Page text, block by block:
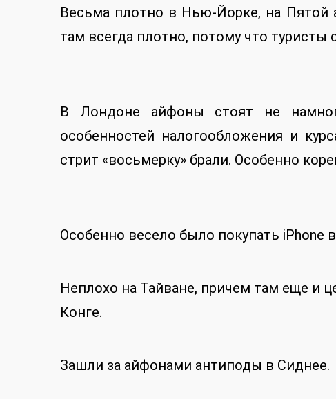
Весьма плотно в Нью-Йорке, на Пятой
там всегда плотно, потому что туристы
В Лондоне айфоны стоят не
особенностей налогообложения и
стрит «восьмерку» брали. Особенно
Особенно весело было покупать iPhone
Неплохо на Тайване, причем там еще и
Конге.
Зашли за айфонами антиподы в Сиднее.